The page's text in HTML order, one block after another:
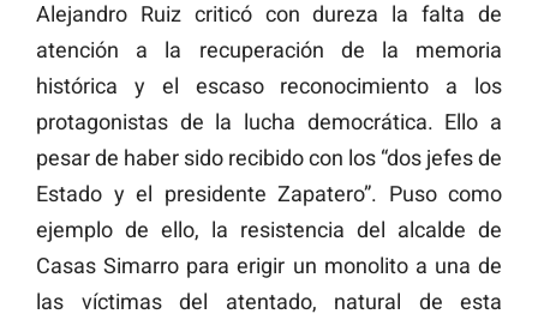
Alejandro Ruiz criticó con dureza la falta de
atención a la recuperación de la memoria
histórica y el escaso reconocimiento a los
protagonistas de la lucha democrática. Ello a
pesar de haber sido recibido con los “dos jefes de
Estado y el presidente Zapatero”. Puso como
ejemplo de ello, la resistencia del alcalde de
Casas Simarro para erigir un monolito a una de
las víctimas del atentado, natural de esta